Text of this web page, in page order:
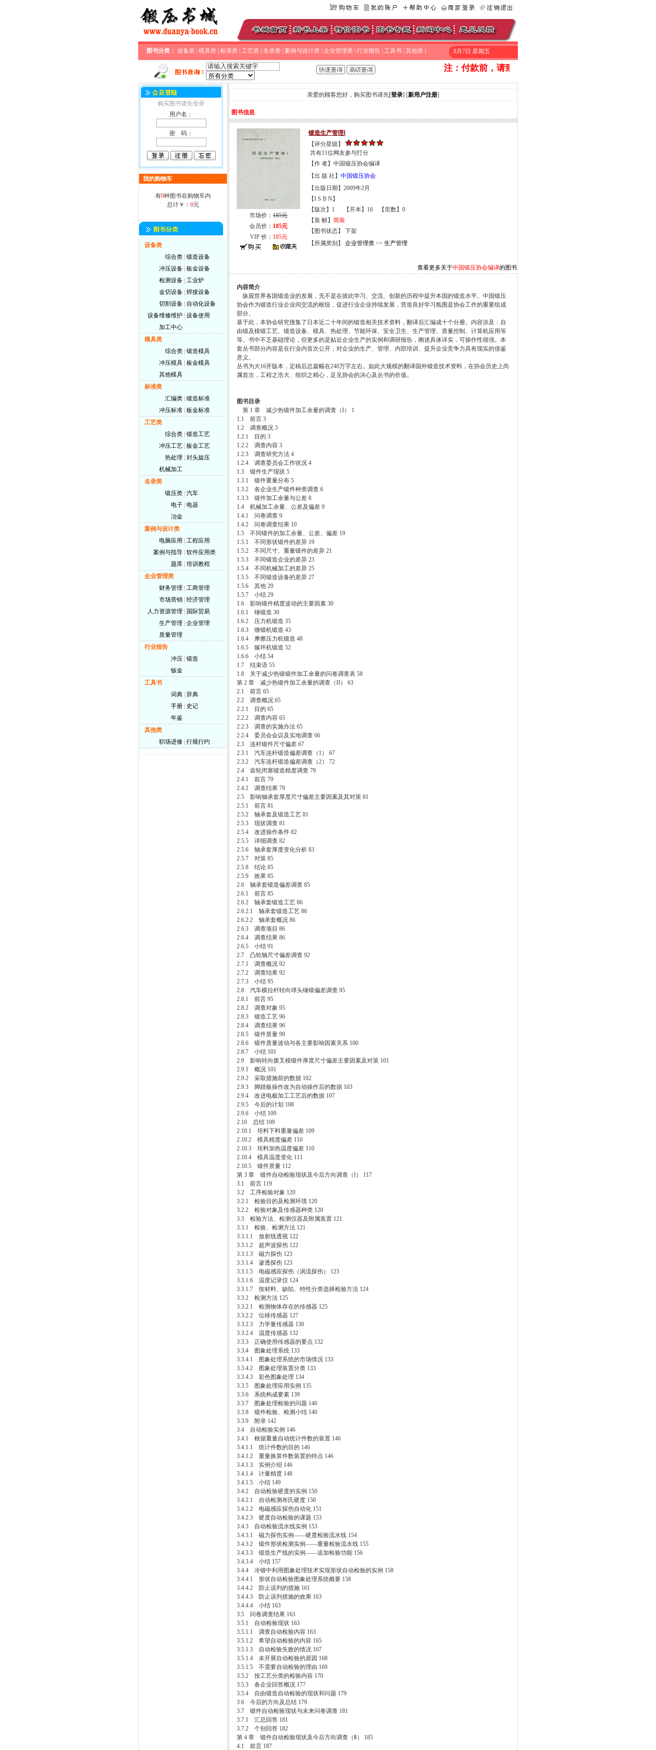
图书分类： 设备类 模具类 标准类 工艺类 名录类 案例与设计类 企业管理类 行业报告 工具书 其他类 8月7日 星期五
注：付款前，请致电010-53056669询问一下是否还有库
购买图书请先登录
用户名：
密 码：
我的购物车
有0种图书在购物车内
总计￥： 0元
设备类
综合类 锻造设备
冲压设备 板金设备
检测设备 工业炉
金切设备 焊接设备
切割设备
自动化设备
设备维修维护 设备使用
加工中心
模具类
综合类 锻造模具
冲压模具 板金模具
其他模具
标准类
汇编类 锻造标准
冲压标准 板金标准
工艺类
综合类 锻造工艺
冲压工艺 板金工艺
热处理
封头旋压
机械加工
名录类
锻压类 汽车
电子 电器
冶金
案例与设计类
电脑应用
工程应用
案例与指导 软件应用类
题库 培训教程
企业管理类
财务管理
工商管理
市场营销 经济管理
人力资源管理
国际贸易
生产管理
企业管理
质量管理
行业报告
冲压 锻造
钣金
工具书
词典 辞典
手册
史记
年鉴
其他类
职场进修 行规行约
亲爱的顾客您好，购买图书请先[登录] [新用户注册]
图书信息
市场价： 185元
会员价： 185元
VIP 价： 185元
锻造生产管理Ⅰ
【评分星级】
共有11位网友参与打分
【作 者】中国锻压协会编译
【出 版 社】 中国锻压协会
【出版日期】2009年2月
【I S B N】
【版次】1
【开本】16
【页数】0
【装 帧】 简装
【图书状态】 下架
【所属类别】 企业管理类 >> 生产管理
查看更多关于中国锻压协会编译的图书
内容简介
纵观世界各国锻造业的发展，无不是在彼此学习、交流、创新的历程中提升本国的锻造水平。中国锻压
协会作为锻造行业企业间交流的枢纽，促进行业企业持续发展，营造良好学习氛围是协会工作的重要组成
部分。
基于此，本协会研究搜集了日本近二十年间的锻造相关技术资料，翻译后汇编成十个分册。内容涉及：自
由锻及模锻工艺、锻造设备、模具、热处理、节能环保、安全卫生、生产管理、质量控制、计算机应用等
等。书中不乏基础理论，但更多的是贴近企业生产的实例和调研报告，阐述具体详实，可操作性很强。本
套丛书部分内容是在行业内首次公开，对企业的生产、管理、内部培训、提升企业竞争力具有现实的借鉴
意义。
丛书为大16开版本，定稿后总篇幅在240万字左右。如此大规模的翻译国外锻造技术资料，在协会历史上尚
属首次，工程之浩大、组织之精心，足见协会的决心及丛书的价值。
图书目录
第 1 章 减少热锻件加工余量的调查（I） 1
1.1 前言 3
1.2 调查概况 3
1.2.1 目的 3
1.2.2 调查内容 3
1.2.3 调查研究方法 4
1.2.4 调查委员会工作状况 4
1.3 锻件生产现状 5
1.3.1 锻件重量分布 5
1.3.2 各企业生产锻件种类调查 6
1.3.3 锻件加工余量与公差 8
1.4 机械加工余量、公差及偏差 9
1.4.1 问卷调查 9
1.4.2 问卷调查结果 10
1.5 不同锻件的加工余量、公差、偏差 19
1.5.1 不同形状锻件的差异 19
1.5.2 不同尺寸、重量锻件的差异 21
1.5.3 不同锻造企业的差异 23
1.5.4 不同机械加工的差异 25
1.5.5 不同锻造设备的差异 27
1.5.6 其他 29
1.5.7 小结 29
1.6 影响锻件精度波动的主要因素 30
1.6.1 锤锻造 30
1.6.2 压力机锻造 35
1.6.3 镦锻机锻造 43
1.6.4 摩擦压力机锻造 48
1.6.5 辗环机锻造 52
1.6.6 小结 54
1.7 结束语 55
1.8 关于减少热锻锻件加工余量的问卷调查表 58
第 2 章 减少热锻件加工余量的调查（II） 63
2.1 前言 65
2.2 调查概况 65
2.2.1 目的 65
2.2.2 调查内容 65
2.2.3 调查的实施办法 65
2.2.4 委员会会议及实地调查 66
2.3 连杆锻件尺寸偏差 67
2.3.1 汽车连杆锻造偏差调查（1） 67
2.3.2 汽车连杆锻造偏差调查（2） 72
2.4 齿轮闭塞锻造精度调查 79
2.4.1 前言 79
2.4.2 调查结果 79
2.5 影响轴承套厚度尺寸偏差主要因素及其对策 81
2.5.1 前言 81
2.5.2 轴承套及锻造工艺 81
2.5.3 现状调查 81
2.5.4 改进操作条件 82
2.5.5 详细调查 82
2.5.6 轴承套厚度变化分析 83
2.5.7 对策 85
2.5.8 结论 85
2.5.9 效果 85
2.6 轴承套锻造偏差调查 85
2.6.1 前言 85
2.6.2 轴承套锻造工艺 86
2.6.2.1 轴承套锻造工艺 86
2.6.2.2 轴承套概况 86
2.6.3 调查项目 86
2.6.4 调查结果 86
2.6.5 小结 91
2.7 凸轮轴尺寸偏差调查 92
2.7.1 调查概况 92
2.7.2 调查结果 92
2.7.3 小结 95
2.8 汽车横拉杆转向球头锤锻偏差调查 95
2.8.1 前言 95
2.8.2 调查对象 95
2.8.3 锻造工艺 96
2.8.4 调查结果 96
2.8.5 锻件质量 99
2.8.6 锻件质量波动与各主要影响因素关系 100
2.8.7 小结 101
2.9 影响转向拨叉模锻件厚度尺寸偏差主要因素及对策 101
2.9.1 概况 101
2.9.2 采取措施前的数据 102
2.9.3 脚踏板操作改为自动操作后的数据 103
2.9.4 改进电极加工工艺后的数据 107
2.9.5 今后的计划 108
2.9.6 小结 109
2.10 总结 109
2.10.1 坯料下料重量偏差 109
2.10.2 模具精度偏差 110
2.10.3 坯料加热温度偏差 110
2.10.4 模具温度变化 111
2.10.5 锻件质量 112
第 3 章 锻件自动检验现状及今后方向调查（I） 117
3.1 前言 119
3.2 工序检验对象 120
3.2.1 检验目的及检测环境 120
3.2.2 检验对象及传感器种类 120
3.3 检验方法、检测仪器及附属装置 121
3.3.1 检验、检测方法 121
3.3.1.1 放射线透视 122
3.3.1.2 超声波探伤 122
3.3.1.3 磁力探伤 123
3.3.1.4 渗透探伤 123
3.3.1.5 电磁感应探伤（涡流探伤） 123
3.3.1.6 温度记录仪 124
3.3.1.7 按材料、缺陷、特性分类选择检验方法 124
3.3.2 检测方法 125
3.3.2.1 检测物体存在的传感器 125
3.3.2.2 位移传感器 127
3.3.2.3 力学量传感器 130
3.3.2.4 温度传感器 132
3.3.3 正确使用传感器的要点 132
3.3.4 图象处理系统 133
3.3.4.1 图象处理系统的市场情况 133
3.3.4.2 图象处理装置分类 133
3.3.4.3 彩色图象处理 134
3.3.5 图象处理应用实例 135
3.3.6 系统构成要素 139
3.3.7 图象处理检验的问题 140
3.3.8 锻件检验、检测小结 140
3.3.9 附录 142
3.4 自动检验实例 146
3.4.1 根据重量自动统计件数的装置 146
3.4.1.1 统计件数的目的 146
3.4.1.2 重量换算件数装置的特点 146
3.4.1.3 实例介绍 146
3.4.1.4 计量精度 148
3.4.1.5 小结 149
3.4.2 自动检验硬度的实例 150
3.4.2.1 自动检测布氏硬度 150
3.4.2.2 电磁感应探伤自动化 151
3.4.2.3 硬度自动检验的课题 153
3.4.3 自动检验流水线实例 153
3.4.3.1 磁力探伤实例——硬度检验流水线 154
3.4.3.2 锻件形状检测实例——重量检验流水线 155
3.4.3.3 锻造生产线的实例——追加检验功能 156
3.4.3.4 小结 157
3.4.4 冷锻中利用图象处理技术实现形状自动检验的实例 158
3.4.4.1 形状自动检验图象处理系统概要 158
3.4.4.2 防止误判的措施 161
3.4.4.3 防止误判措施的效果 163
3.4.4.4 小结 163
3.5 问卷调查结果 163
3.5.1 自动检验现状 163
3.5.1.1 调查自动检验内容 163
3.5.1.2 希望自动检验的内容 165
3.5.1.3 自动检验失败的情况 167
3.5.1.4 未开展自动检验的原因 168
3.5.1.5 不需要自动检验的理由 169
3.5.2 按工艺分类的检验内容 170
3.5.3 各企业回答概况 177
3.5.4 自由锻造自动检验的现状和问题 179
3.6 今后的方向及总结 179
3.7 锻件自动检验现状与未来问卷调查 181
3.7.1 汇总回答 181
3.7.2 个别回答 182
第 4 章 锻件自动检验现状及今后方向调查（Ⅱ） 185
4.1 前言 187